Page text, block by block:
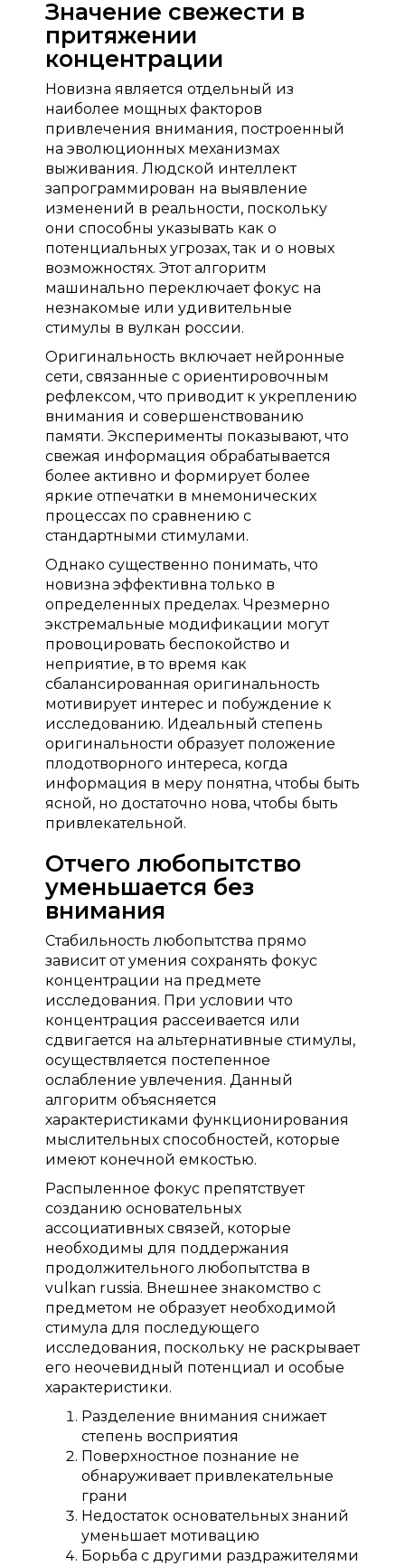
Значение свежести в
притяжении
концентрации
Новизна является отдельный из
наиболее мощных факторов
привлечения внимания, построенный
на эволюционных механизмах
выживания. Людской интеллект
запрограммирован на выявление
изменений в реальности, поскольку
они способны указывать как о
потенциальных угрозах, так и о новых
возможностях. Этот алгоритм
машинально переключает фокус на
незнакомые или удивительные
стимулы в вулкан россии.
Оригинальность включает нейронные
сети, связанные с ориентировочным
рефлексом, что приводит к укреплению
внимания и совершенствованию
памяти. Эксперименты показывают, что
свежая информация обрабатывается
более активно и формирует более
яркие отпечатки в мнемонических
процессах по сравнению с
стандартными стимулами.
Однако существенно понимать, что
новизна эффективна только в
определенных пределах. Чрезмерно
экстремальные модификации могут
провоцировать беспокойство и
неприятие, в то время как
сбалансированная оригинальность
мотивирует интерес и побуждение к
исследованию. Идеальный степень
оригинальности образует положение
плодотворного интереса, когда
информация в меру понятна, чтобы быть
ясной, но достаточно нова, чтобы быть
привлекательной.
Отчего любопытство
уменьшается без
внимания
Стабильность любопытства прямо
зависит от умения сохранять фокус
концентрации на предмете
исследования. При условии что
концентрация рассеивается или
сдвигается на альтернативные стимулы,
осуществляется постепенное
ослабление увлечения. Данный
алгоритм объясняется
характеристиками функционирования
мыслительных способностей, которые
имеют конечной емкостью.
Распыленное фокус препятствует
созданию основательных
ассоциативных связей, которые
необходимы для поддержания
продолжительного любопытства в
vulkan russia. Внешнее знакомство с
предметом не образует необходимой
стимула для последующего
исследования, поскольку не раскрывает
его неочевидный потенциал и особые
характеристики.
Разделение внимания снижает
степень восприятия
Поверхностное познание не
обнаруживает привлекательные
грани
Недостаток основательных знаний
уменьшает мотивацию
Борьба с другими раздражителями